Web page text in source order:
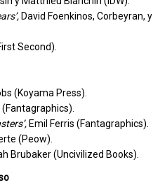
David Foenkinos, Corbeyran, y
Second).
(Koyama Press).
Emil Ferris (Fantagraphics).
(Peow).
Brubaker (Uncivilized Books).